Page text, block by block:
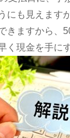
にも見えます
きますから、
く現金を手に